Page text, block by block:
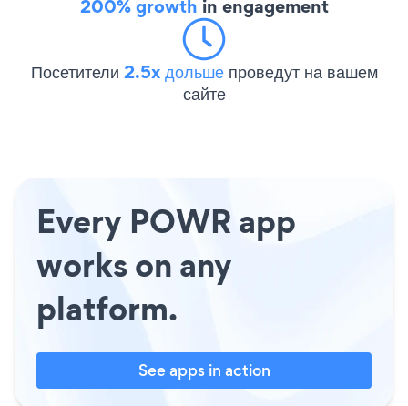
200% growth in engagement
Посетители 2.5x дольше проведут на вашем
сайте
Every POWR app
works on any
platform.
See apps in action